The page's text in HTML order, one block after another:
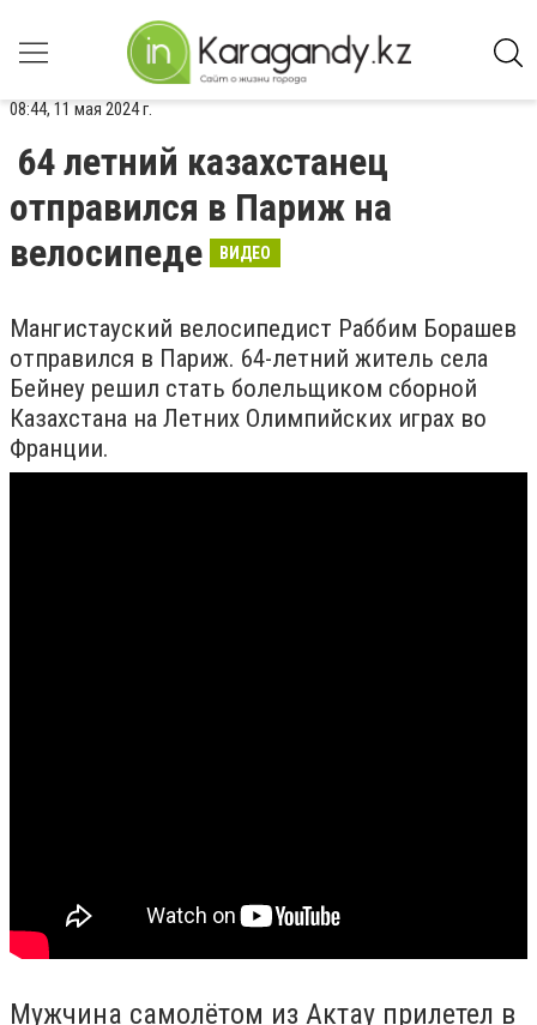
08:44, 11 мая 2024 г.
64 летний казахстанец
отправился в Париж на
велосипеде
ВИДЕО
Мангистауский велосипедист Раббим Борашев
отправился в Париж. 64-летний житель села
Бейнеу решил стать болельщиком сборной
Казахстана на Летних Олимпийских играх во
Франции.
Мужчина самолётом из Актау прилетел в